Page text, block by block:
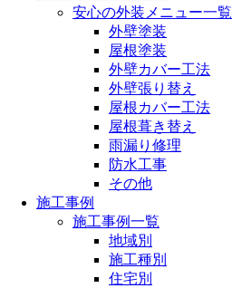
安心の外装メニュー一覧
外壁塗装
屋根塗装
外壁カバー工法
外壁張り替え
屋根カバー工法
屋根葺き替え
雨漏り修理
防水工事
その他
施工事例
施工事例一覧
地域別
施工種別
住宅別